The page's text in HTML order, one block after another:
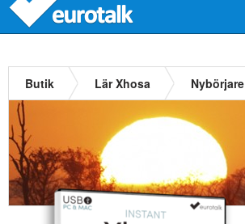
Butik Lär Xhosa Nybörjare